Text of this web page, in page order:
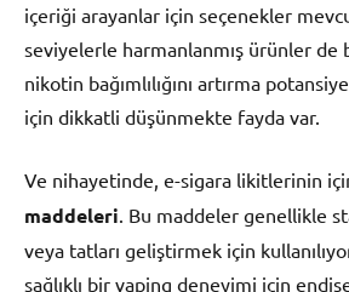
içeriği arayanlar için seçenekler
seviyelerle harmanlanmış ürünler de
nikotin bağımlılığını artırma
için dikkatli düşünmekte fayda var.
Ve nihayetinde, e-sigara likitlerinin
maddeleri . Bu maddeler genellikle
veya tatları geliştirmek için
sağlıklı bir vaping deneyimi için